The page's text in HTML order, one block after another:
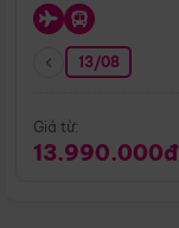
13/08
Giá từ:
13.990.000đ